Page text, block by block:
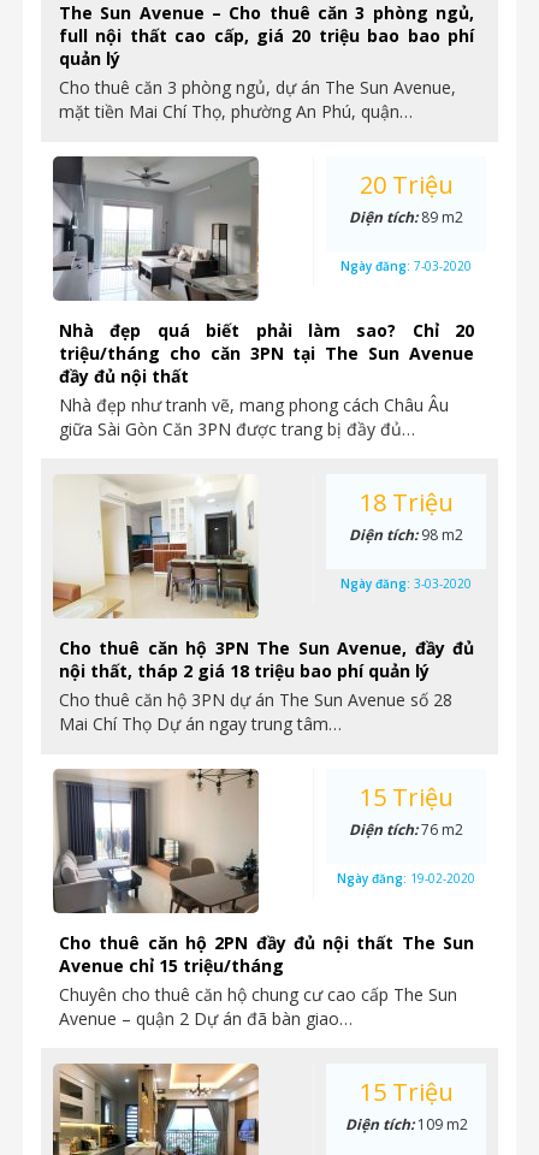
The Sun Avenue – Cho thuê căn 3 phòng ngủ,
full nội thất cao cấp, giá 20 triệu bao bao phí
quản lý
Cho thuê căn 3 phòng ngủ, dự án The Sun Avenue,
mặt tiền Mai Chí Thọ, phường An Phú, quận…
Nhà đẹp quá biết phải làm sao? Chỉ 20
triệu/tháng cho căn 3PN tại The Sun Avenue
đầy đủ nội thất
Nhà đẹp như tranh vẽ, mang phong cách Châu Âu
giữa Sài Gòn Căn 3PN được trang bị đầy đủ…
20 Triệu
Diện tích:89 m2
Ngày đăng: 7-03-2020
Cho thuê căn hộ 3PN The Sun Avenue, đầy đủ
nội thất, tháp 2 giá 18 triệu bao phí quản lý
Cho thuê căn hộ 3PN dự án The Sun Avenue số 28
Mai Chí Thọ Dự án ngay trung tâm…
18 Triệu
Diện tích:98 m2
Ngày đăng: 3-03-2020
Cho thuê căn hộ 2PN đầy đủ nội thất The Sun
Avenue chỉ 15 triệu/tháng
Chuyên cho thuê căn hộ chung cư cao cấp The Sun
Avenue – quận 2 Dự án đã bàn giao…
15 Triệu
Diện tích:76 m2
Ngày đăng: 19-02-2020
15 Triệu
Diện tích:109 m2